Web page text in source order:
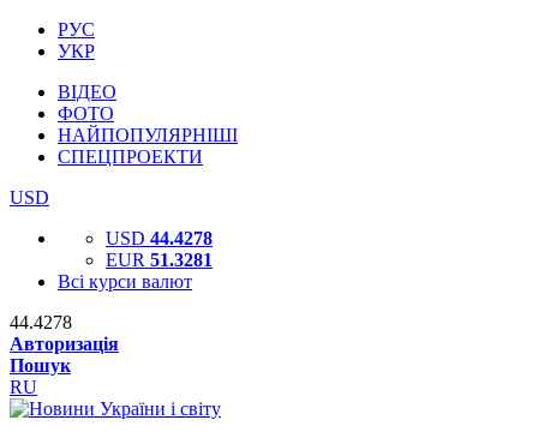
РУС
УКР
ВІДЕО
ФОТО
НАЙПОПУЛЯРНІШІ
СПЕЦПРОЕКТИ
USD
USD 44.4278
EUR 51.3281
Всі курси валют
44.4278
Авторизація
Пошук
RU